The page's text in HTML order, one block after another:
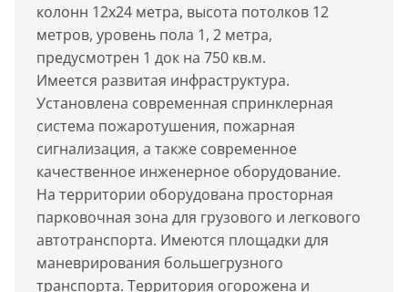
колонн 12x24 метра, высота потолков 12
метров, уровень пола 1, 2 метра,
предусмотрен 1 док на 750 кв.м.
Имеется развитая инфраструктура.
Установлена современная спринклерная
система пожаротушения, пожарная
сигнализация, а также современное
качественное инженерное оборудование.
На территории оборудована просторная
парковочная зона для грузового и легкового
автотранспорта. Имеются площадки для
маневрирования большегрузного
транспорта. Территория огорожена и